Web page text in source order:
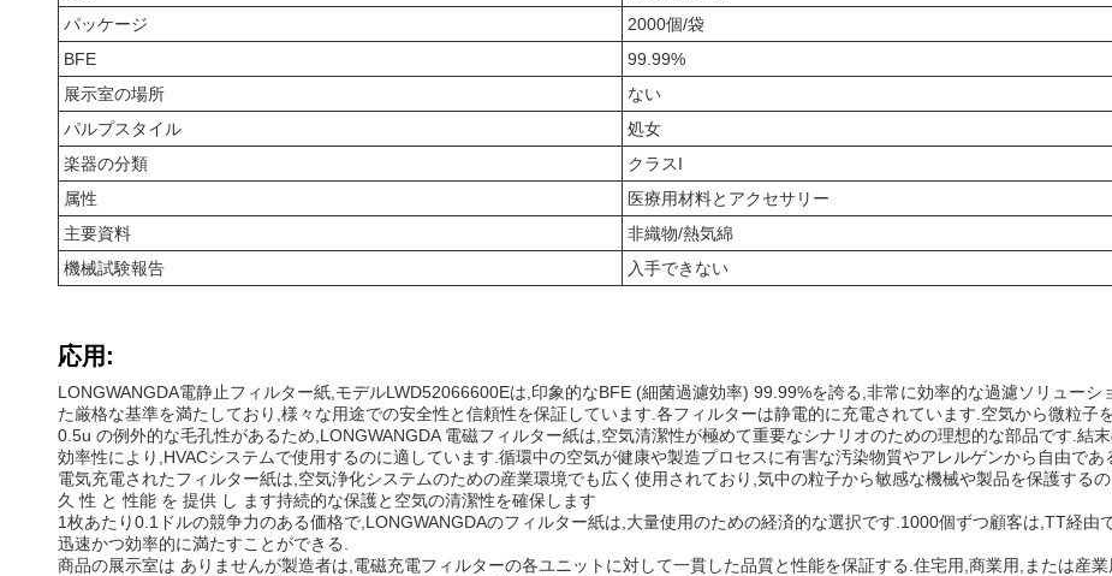
パッケージ
2000個/袋
BFE
99.99%
展示室の場所
ない
パルプスタイル
処女
楽器の分類
クラスI
属性
医療用材料とアクセサリー
主要資料
非織物/熱気綿
機械試験報告
入手できない
応用:
LONGWANGDA電静止フィルター紙,モデルLWD52066600Eは,印象的なBFE (細菌過濾効率) 99.99%を誇る,非常に効率的な過濾ソリュー
た厳格な基準を満たしており,様々な用途での安全性と信頼性を保証しています.各フィルターは静電的に充電されています.空気から微粒子
0.5u の例外的な毛孔性があるため,LONGWANGDA 電磁フィルター紙は,空気清潔性が極めて重要なシナリオのための理想的な部品です.結
効率性により,HVACシステムで使用するのに適しています.循環中の空気が健康や製造プロセスに有害な汚染物質やアレルゲンから自由であ
電気充電されたフィルター紙は,空気浄化システムのための産業環境でも広く使用されており,気中の粒子から敏感な機械や製品を保護する
久 性 と 性能 を 提供 し ます持続的な保護と空気の清潔性を確保します
1枚あたり0.1ドルの競争力のある価格で,LONGWANGDAのフィルター紙は,大量使用のための経済的な選択です.1000個ずつ顧客は,TT経
迅速かつ効率的に満たすことができる.
商品の展示室は ありませんが製造者は,電磁充電フィルターの各ユニットに対して一貫した品質と性能を保証する.住宅用,商業用,または産